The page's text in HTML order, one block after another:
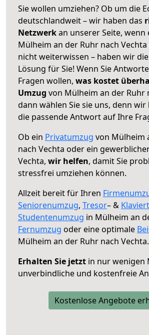
Sie wollen umziehen? Ob um die
deutschlandweit – wir haben das
Netzwerkan unserer Seite, wenn
Mülheim an der Ruhr nach Vechta
nicht weiterwissen – haben wir
Lösung für Sie! Wenn Sie
Fragen wollen, was kostet
Umzug von Mülheim an der Ruhr
dann wählen Sie sie uns, denn
die passende Antwort auf Ihre
Ob ein Privatumzug von Mülheim
nach Vechta oder ein
Vechta, wir helfen, damit Sie
stressfrei umziehen können.
Allzeit bereit für Ihren
Seniorenumzug, Tresor– &
Studentenumzug in Mülheim an
Fernumzug oder eine optimale
Mülheim an der Ruhr nach Vechta.
Erhalten Sie jetzt in nur wenigen
unverbindliche und kostenfreie
Kostenlose Angebote